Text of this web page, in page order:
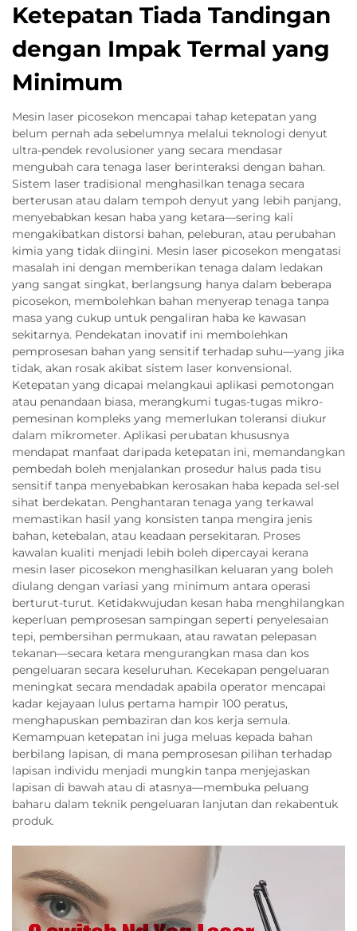
Ketepatan Tiada Tandingan
dengan Impak Termal yang
Minimum
Mesin laser picosekon mencapai tahap ketepatan yang
belum pernah ada sebelumnya melalui teknologi denyut
ultra-pendek revolusioner yang secara mendasar
mengubah cara tenaga laser berinteraksi dengan bahan.
Sistem laser tradisional menghasilkan tenaga secara
berterusan atau dalam tempoh denyut yang lebih panjang,
menyebabkan kesan haba yang ketara—sering kali
mengakibatkan distorsi bahan, peleburan, atau perubahan
kimia yang tidak diingini. Mesin laser picosekon mengatasi
masalah ini dengan memberikan tenaga dalam ledakan
yang sangat singkat, berlangsung hanya dalam beberapa
picosekon, membolehkan bahan menyerap tenaga tanpa
masa yang cukup untuk pengaliran haba ke kawasan
sekitarnya. Pendekatan inovatif ini membolehkan
pemprosesan bahan yang sensitif terhadap suhu—yang jika
tidak, akan rosak akibat sistem laser konvensional.
Ketepatan yang dicapai melangkaui aplikasi pemotongan
atau penandaan biasa, merangkumi tugas-tugas mikro-
pemesinan kompleks yang memerlukan toleransi diukur
dalam mikrometer. Aplikasi perubatan khususnya
mendapat manfaat daripada ketepatan ini, memandangkan
pembedah boleh menjalankan prosedur halus pada tisu
sensitif tanpa menyebabkan kerosakan haba kepada sel-sel
sihat berdekatan. Penghantaran tenaga yang terkawal
memastikan hasil yang konsisten tanpa mengira jenis
bahan, ketebalan, atau keadaan persekitaran. Proses
kawalan kualiti menjadi lebih boleh dipercayai kerana
mesin laser picosekon menghasilkan keluaran yang boleh
diulang dengan variasi yang minimum antara operasi
berturut-turut. Ketidakwujudan kesan haba menghilangkan
keperluan pemprosesan sampingan seperti penyelesaian
tepi, pembersihan permukaan, atau rawatan pelepasan
tekanan—secara ketara mengurangkan masa dan kos
pengeluaran secara keseluruhan. Kecekapan pengeluaran
meningkat secara mendadak apabila operator mencapai
kadar kejayaan lulus pertama hampir 100 peratus,
menghapuskan pembaziran dan kos kerja semula.
Kemampuan ketepatan ini juga meluas kepada bahan
berbilang lapisan, di mana pemprosesan pilihan terhadap
lapisan individu menjadi mungkin tanpa menjejaskan
lapisan di bawah atau di atasnya—membuka peluang
baharu dalam teknik pengeluaran lanjutan dan rekabentuk
produk.